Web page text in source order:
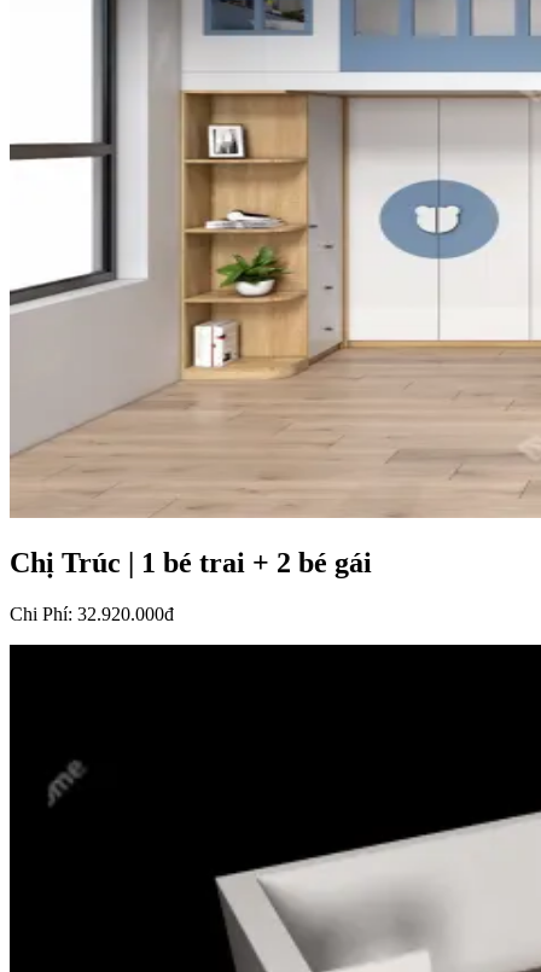
Chị Trúc | 1 bé trai + 2 bé gái
Chi Phí: 32.920.000đ